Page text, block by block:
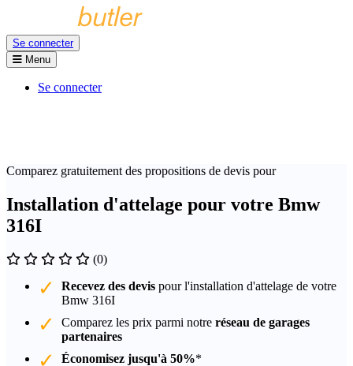
Se connecter
Menu
Se connecter
Comparez gratuitement des propositions de devis pour
Installation d'attelage pour votre Bmw
316I
(0)
Recevez des devis pour l'installation d'attelage de votre
Bmw 316I
Comparez les prix parmi notre réseau de garages
partenaires
Économisez jusqu'à 50%*